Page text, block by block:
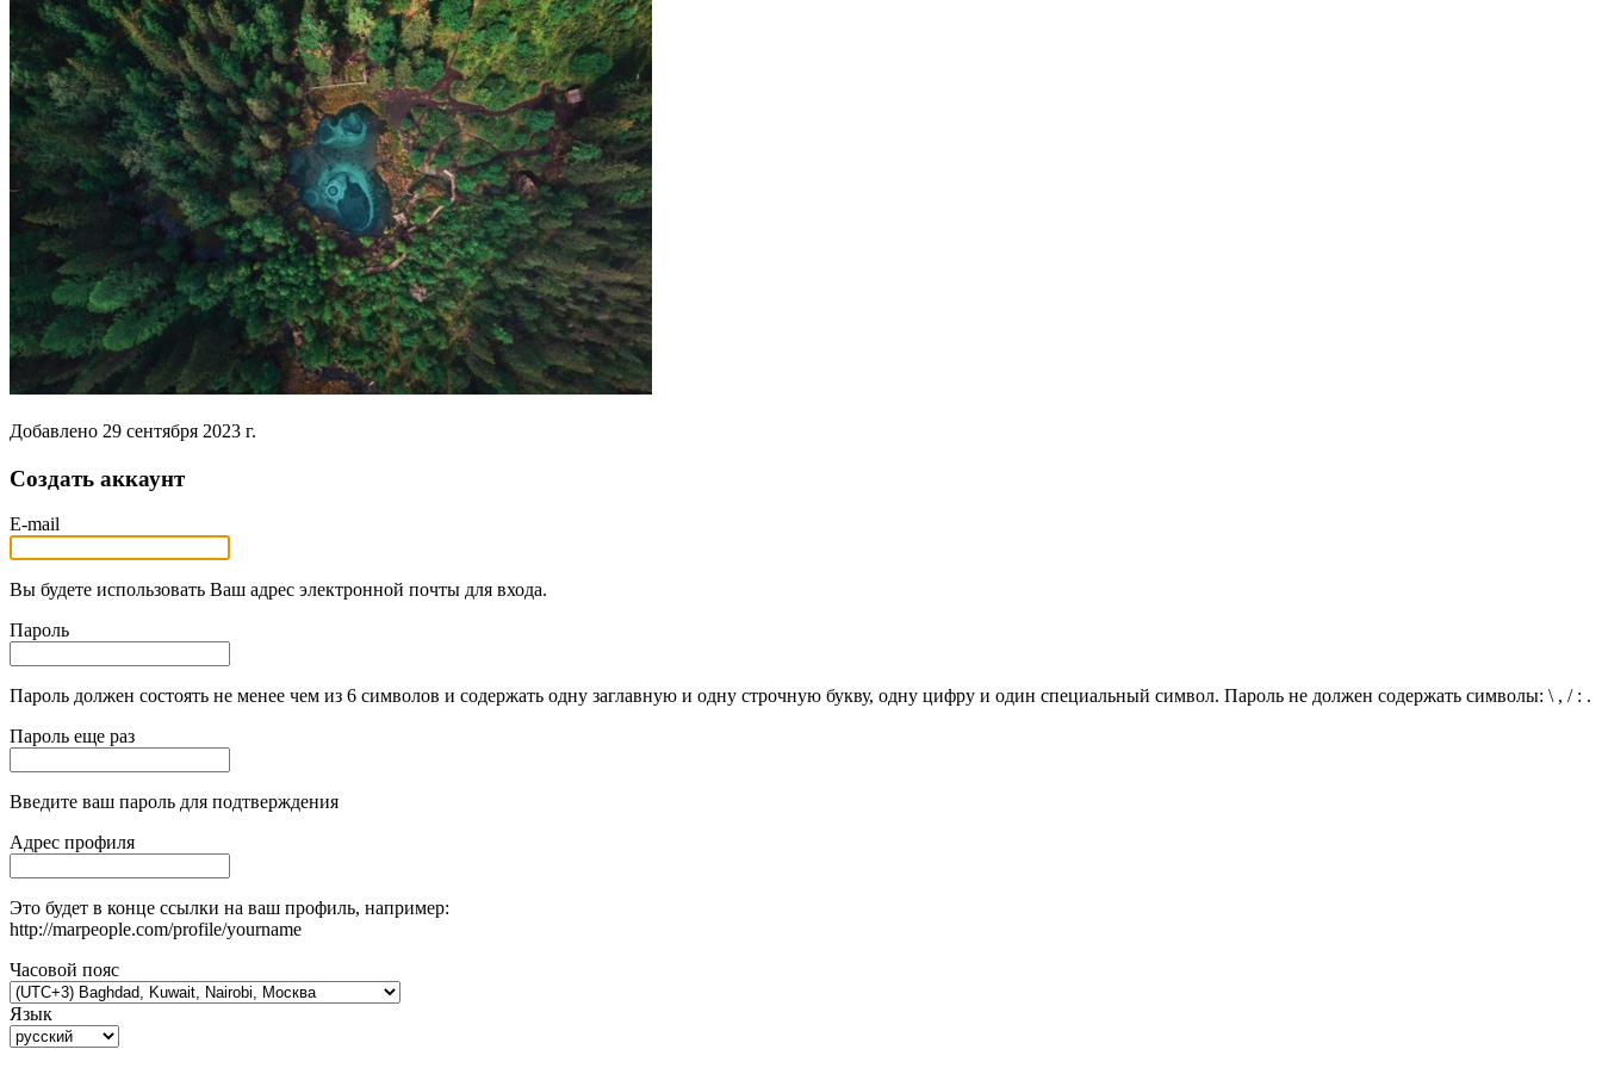
Добавлено 29 сентября 2023 г.
Создать аккаунт
E-mail
Вы будете использовать Ваш адрес электронной почты для входа.
Пароль
Пароль должен состоять не менее чем из 6 символов и содержать одну заглавную и одну строчную букву, одну цифру и один специальный символ. Пароль не должен содержать символы: \ , / : .
Пароль еще раз
Введите ваш пароль для подтверждения
Адрес профиля
Это будет в конце ссылки на ваш профиль, например:
http://marpeople.com/profile/yourname
Часовой пояс
Язык